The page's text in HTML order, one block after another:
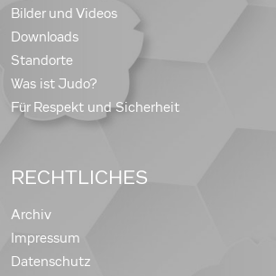
Bilder und Videos
Downloads
Standorte
Was ist Judo?
Für Respekt und Sicherheit
RECHTLICHES
Archiv
Impressum
Datenschutz